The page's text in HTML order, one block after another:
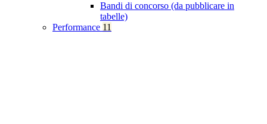
Bandi di concorso (da pubblicare in
tabelle)
Performance 11